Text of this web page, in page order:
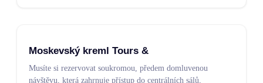
Moskevský kreml Tours &
Musíte si rezervovat soukromou, předem domluvenou
návštěvu, která zahrnuje přístup do centrálních sálů,